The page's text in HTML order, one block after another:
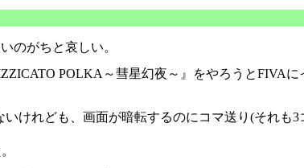
のがちと哀しい。
POLKA～彗星幻夜～』をやろうとFIVA
けれども、画面が暗転するのにコマ送り(それも3